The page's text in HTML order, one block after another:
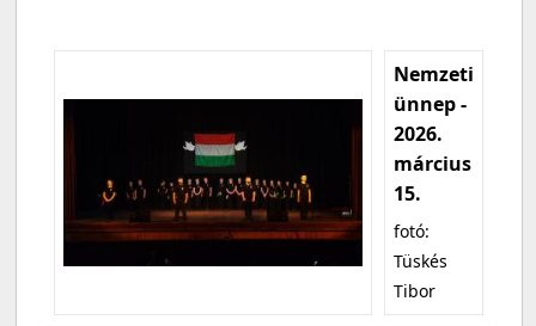
Nemzeti
ünnep -
2026.
március
15.
fotó:
Tüskés
Tibor